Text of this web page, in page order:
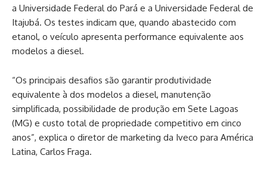
a Universidade Federal do Pará e a Universidade Federal de
Itajubá. Os testes indicam que, quando abastecido com
etanol, o veículo apresenta performance equivalente aos
modelos a diesel.
“Os principais desafios são garantir produtividade
equivalente à dos modelos a diesel, manutenção
simplificada, possibilidade de produção em Sete Lagoas
(MG) e custo total de propriedade competitivo em cinco
anos”, explica o diretor de marketing da Iveco para América
Latina, Carlos Fraga.